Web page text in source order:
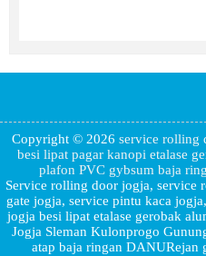
Copyright © 2026 service rolling
besi lipat pagar kanopi etalase
plafon PVC gybsum baja
Service rolling door jogja, service
gate jogja, service pintu kaca
jogja besi lipat etalase gerobak
Jogja Sleman Kulonprogo
atap baja ringan DANURejan